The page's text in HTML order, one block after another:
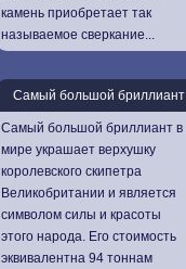
камень приобретает так
называемое сверкание...
Самый большой бриллиант
Самый большой бриллиант в
мире украшает верхушку
королевского скипетра
Великобритании и является
символом силы и красоты
этого народа. Его стоимость
эквивалентна 94 тоннам